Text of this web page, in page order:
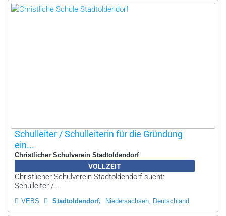
Schulleiter / Schulleiterin für die Gründung
ein...
Christlicher Schulverein Stadtoldendorf
VOLLZEIT
Christlicher Schulverein Stadtoldendorf sucht:
Schulleiter /..
VEBS Stadtoldendorf Niedersachsen, Deutschland